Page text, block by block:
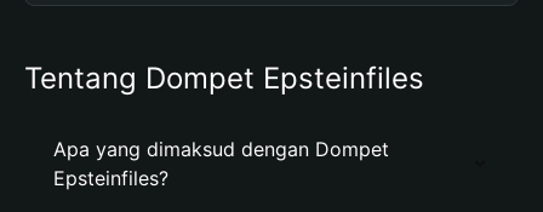
Tentang Dompet Epsteinfiles
Apa yang dimaksud dengan Dompet
Epsteinfiles?